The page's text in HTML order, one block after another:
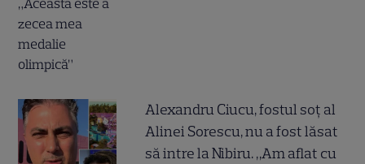
Alexandru Ciucu, fostul soț al
Alinei Sorescu, nu a fost lăsat
să intre la Nibiru. „Am aflat cu